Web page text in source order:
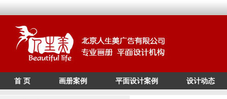
首 页 画册案例 平面设计案例 设计动态